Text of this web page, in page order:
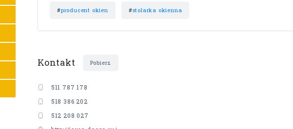
#producent okien #stolarka okienna
Kontakt Pobierz
511 787 178
518 386 202
512 208 027